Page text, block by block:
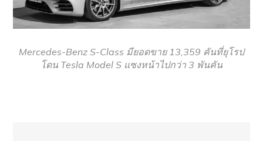
Mercedes-Benz S-Class มียอดขาย 13,359 คันที่ยุโรป
โดน Tesla Model S แซงหน้าไปกว่า 3 พันคัน